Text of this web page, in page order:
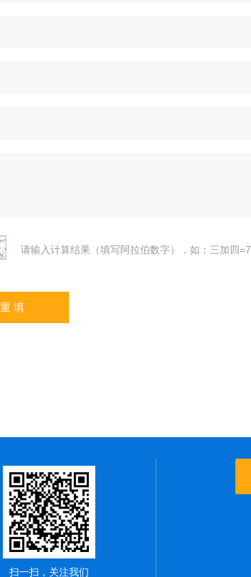
请输入计算结果（填写阿拉伯数字），如：三加四=7
扫一扫，关注我们